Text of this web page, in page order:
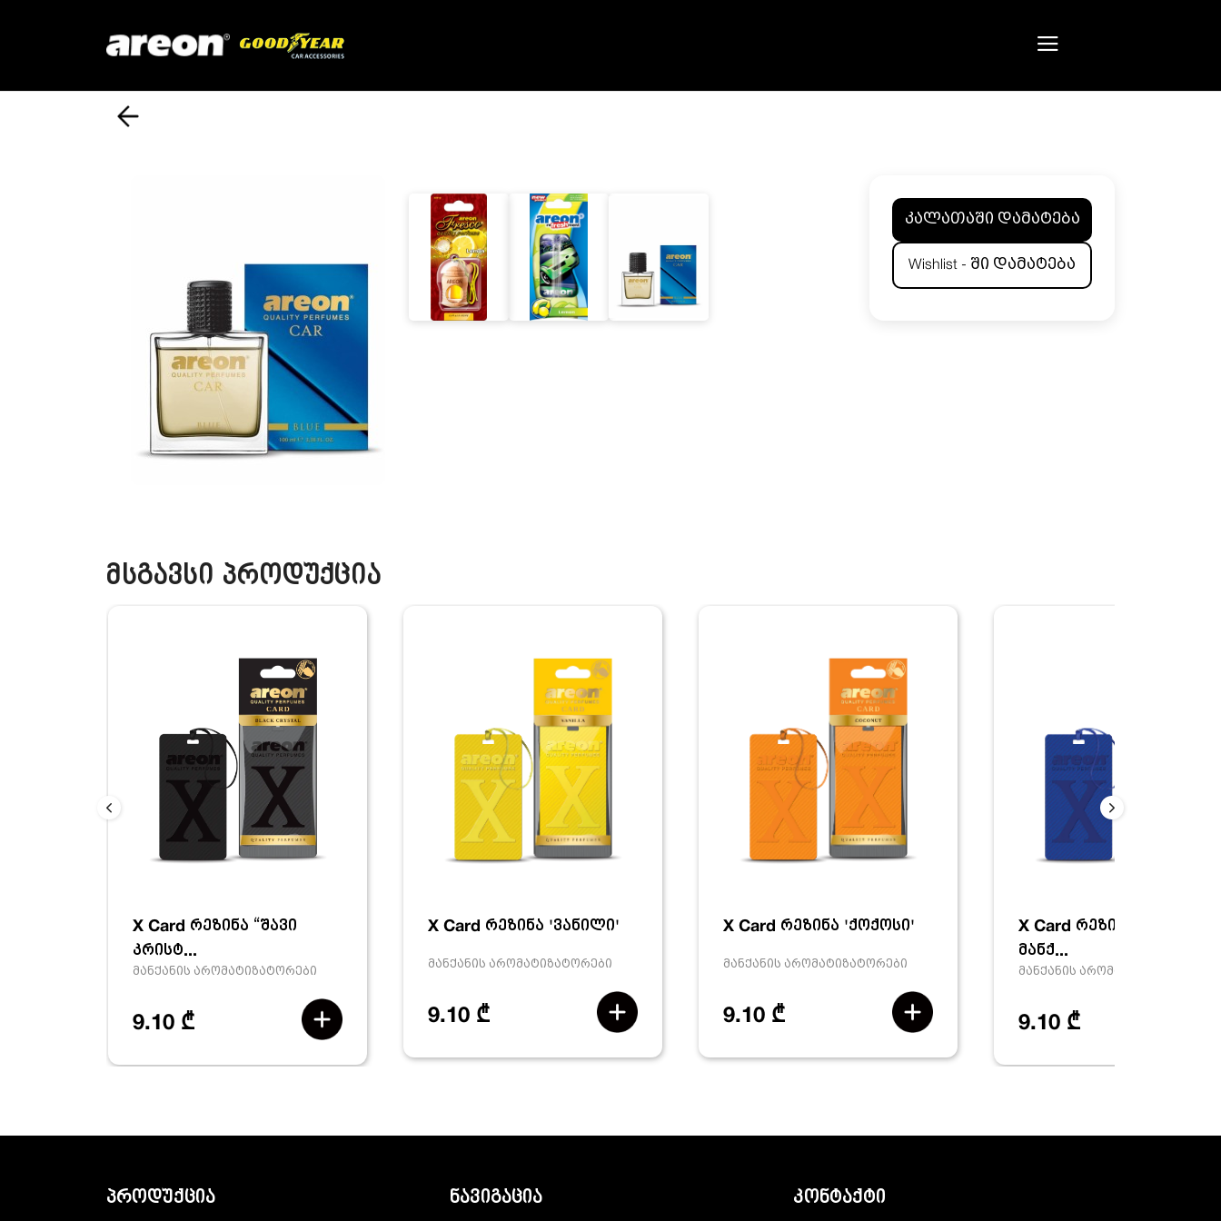
კალათაში დამატება
Wishlist - ში დამატება
მსგავსი პროდუქცია
X Card რეზინა “შავი
კრისტ...
მანქანის არომატიზატორები
9.10 ₾
X Card რეზინა 'ვანილი'
მანქანის არომატიზატორები
9.10 ₾
X Card რეზინა 'ქოქოსი'
მანქანის არომატიზატორები
9.10 ₾
X Card რეზინა 'ახალი
მანქ...
მანქანის არომატიზატორები
9.10 ₾
პროდუქცია ნავიგაცია კონტაქტი